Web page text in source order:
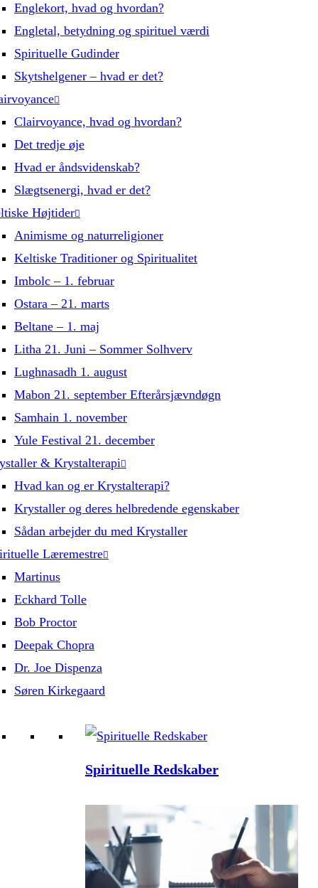
Englekort, hvad og hvordan?
Engletal, betydning og spirituel værdi
Spirituelle Gudinder
Skytshelgener – hvad er det?
Clairvoyance, hvad og hvordan?
Det tredje øje
Hvad er åndsvidenskab?
Slægtsenergi, hvad er det?
Højtider
Animisme og naturreligioner
Keltiske Traditioner og Spiritualitet
Imbolc – 1. februar
Ostara – 21. marts
Beltane – 1. maj
Litha 21. Juni – Sommer Solhverv
Lughnasadh 1. august
Mabon 21. september Efterårsjævndøgn
Samhain 1. november
Yule Festival 21. december
& Krystalterapi
Hvad kan og er Krystalterapi?
Krystaller og deres helbredende egenskaber
Sådan arbejder du med Krystaller
Læremestre
Martinus
Eckhard Tolle
Bob Proctor
Deepak Chopra
Dr. Joe Dispenza
Søren Kirkegaard
Spirituelle Redskaber